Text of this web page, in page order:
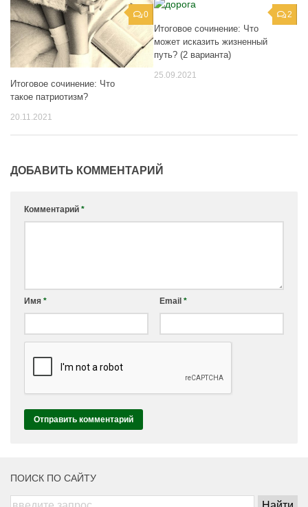
0
Итоговое сочинение: Что
такое патриотизм?
20.11.2021
2
Итоговое сочинение: Что
может исказить жизненный
путь? (2 варианта)
25.09.2021
ДОБАВИТЬ КОММЕНТАРИЙ
Комментарий *
Имя * Email *
ПОИСК ПО САЙТУ